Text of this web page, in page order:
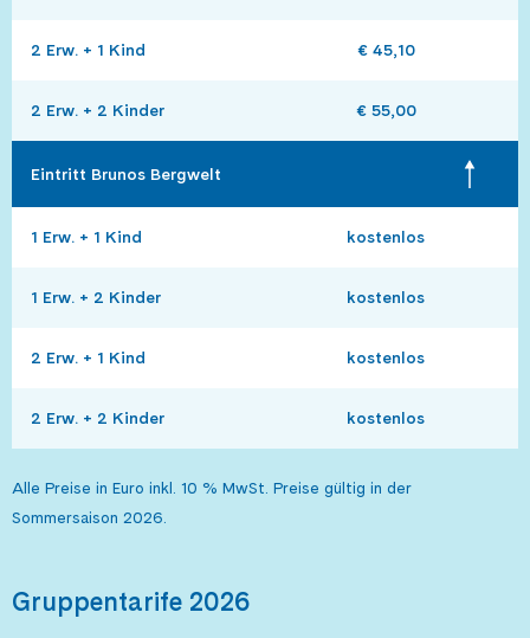
2 Erw. + 1 Kind € 45,10
2 Erw. + 2 Kinder € 55,00
Eintritt Brunos Bergwelt
1 Erw. + 1 Kind kostenlos
1 Erw. + 2 Kinder kostenlos
2 Erw. + 1 Kind kostenlos
2 Erw. + 2 Kinder kostenlos
Alle Preise in Euro inkl. 10 % MwSt. Preise gültig in der
Sommersaison 2026.
Gruppentarife 2026